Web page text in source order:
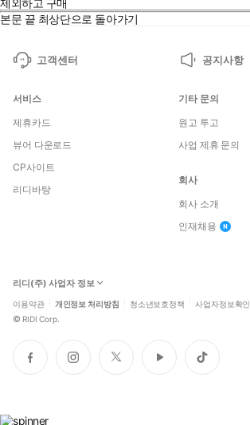
본문 끝 최상단으로 돌아가기
고객센터 공지사항
서비스
제휴카드
뷰어 다운로드
CP사이트
리디바탕
기타 문의
원고 투고
사업 제휴 문의
회사
회사 소개
인재채용
리디(주) 사업자 정보
이용약관 개인정보 처리방침 청소년보호정책 사업자정보확인
© RIDI Corp.
페
이
인
스
트
위
유
튜
틱
톡